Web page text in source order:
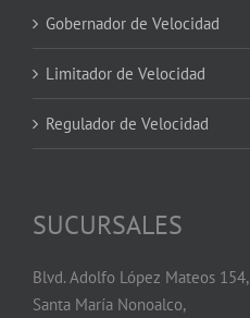
Gobernador de Velocidad
Limitador de Velocidad
Regulador de Velocidad
SUCURSALES
Blvd. Adolfo López Mateos 154,
Santa María Nonoalco,